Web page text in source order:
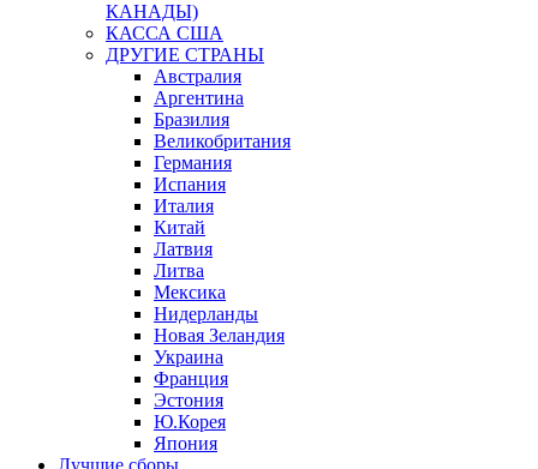
КАНАДЫ)
КАССА США
ДРУГИЕ СТРАНЫ
Австралия
Аргентина
Бразилия
Великобритания
Германия
Испания
Италия
Китай
Латвия
Литва
Мексика
Нидерланды
Новая Зеландия
Украина
Франция
Эстония
Ю.Корея
Япония
Лучшие сборы